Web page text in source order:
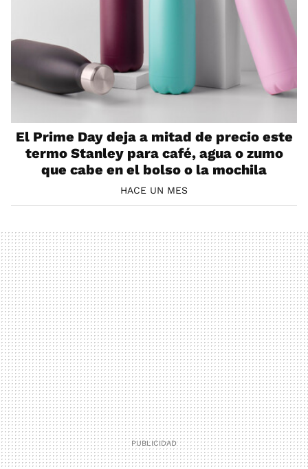
El Prime Day deja a mitad de precio este
termo Stanley para café, agua o zumo
que cabe en el bolso o la mochila
HACE UN MES